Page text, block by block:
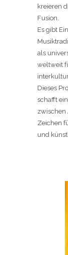
kreieren
Fusion.
Es gibt
als
weltweit
Dieses
schafft
zwischen
Zeichen
und